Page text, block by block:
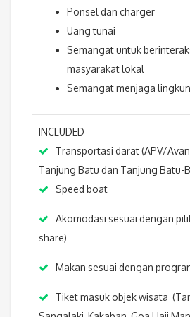
Ponsel dan charger
Uang tunai
Semangat untuk
masyarakat lokal
Semangat menjaga
INCLUDED
Transportasi darat (APV/
Tanjung Batu dan Tanjung Batu-
Speed boat
Akomodasi sesuai dengan
share)
Makan sesuai dengan
Tiket masuk objek wisata